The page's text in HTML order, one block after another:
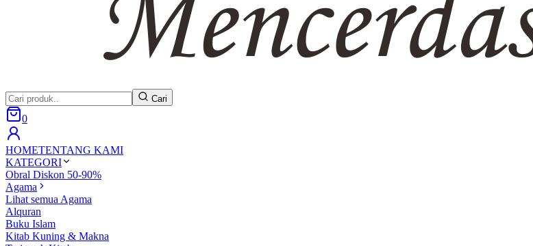
Cari
0
HOMETENTANG KAMI
KATEGORI
Obral Diskon 50-90%
Agama
Lihat semua Agama
Alquran
Buku Islam
Kitab Kuning & Makna